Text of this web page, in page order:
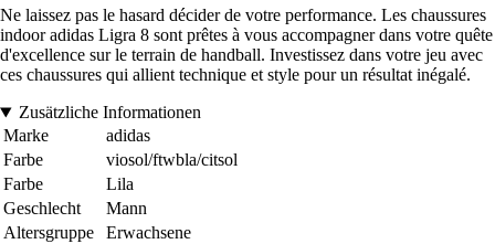
Ne laissez pas le hasard décider de votre performance. Les chaussures
indoor adidas Ligra 8 sont prêtes à vous accompagner dans votre quête
d'excellence sur le terrain de handball. Investissez dans votre jeu avec
ces chaussures qui allient technique et style pour un résultat inégalé.
Zusätzliche Informationen
Marke
adidas
Farbe
viosol/ftwbla/citsol
Farbe
Lila
Geschlecht
Mann
Altersgruppe
Erwachsene